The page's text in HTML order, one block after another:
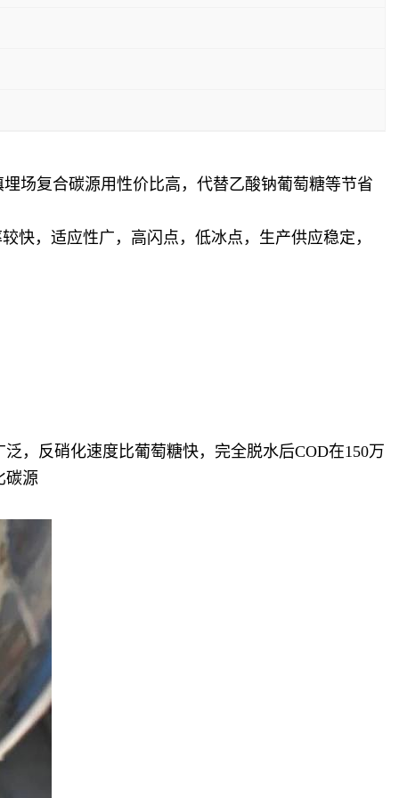
场复合碳源用性价比高，代替乙酸钠葡萄糖等节省
快，适应性广，高闪点，低冰点，生产供应稳定，
，反硝化速度比葡萄糖快，完全脱水后COD在150万
碳源